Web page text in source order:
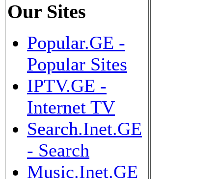
Our Sites
Popular.GE -
Popular Sites
IPTV.GE -
Internet TV
Search.Inet.GE
- Search
Music.Inet.GE